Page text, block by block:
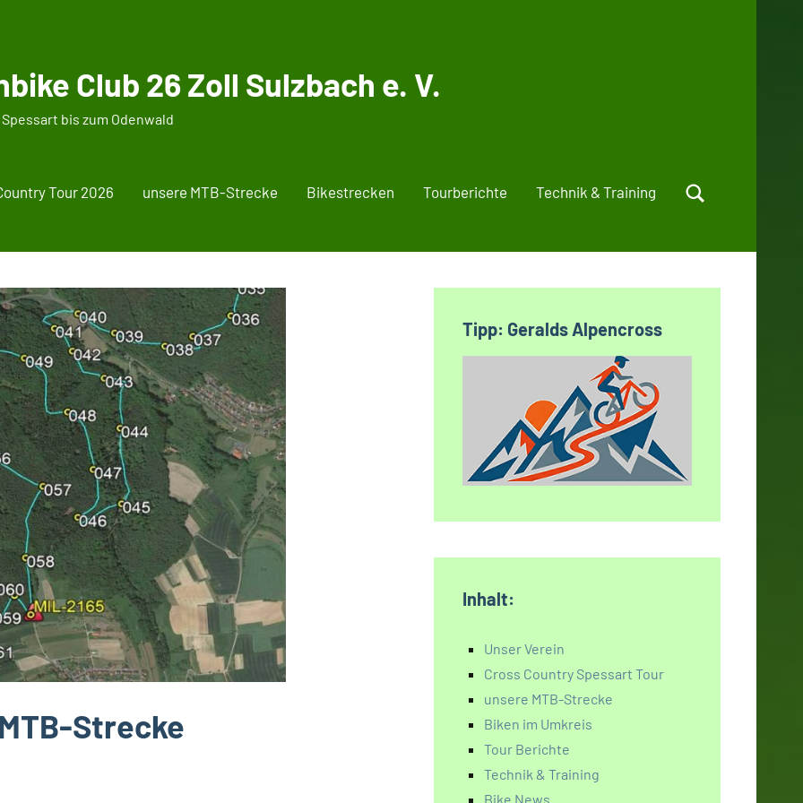
Club 26 Zoll Sulzbach e. V.
bis zum Odenwald
Tour 2026 unsere MTB-Strecke Bikestrecken Tourberichte Technik & Training
Strecke
Tipp: Geralds Alpencross
Inhalt:
Unser Verein
Cross Country Spessart Tour
unsere MTB-Strecke
Biken im Umkreis
Tour Berichte
Technik & Training
Bike News